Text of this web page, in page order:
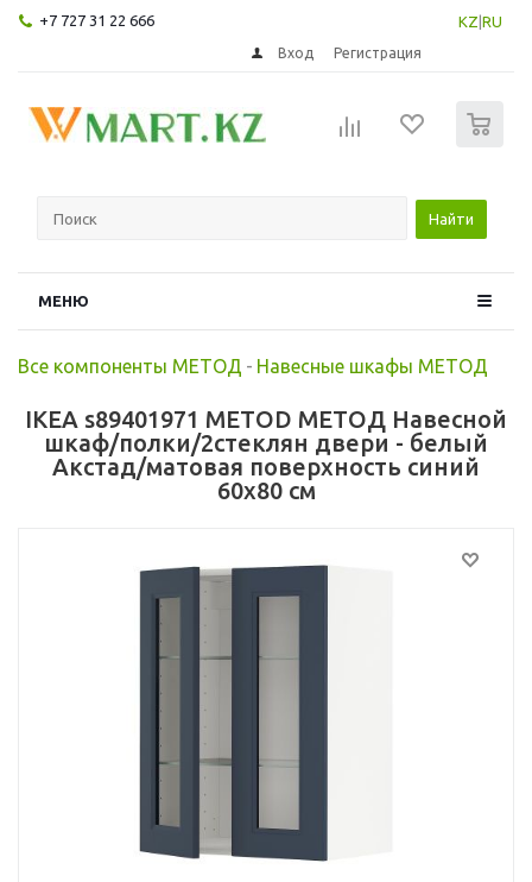
+7 727 31 22 666 KZ RU
Вход Регистрация
Найти
МЕНЮ
Все компоненты МЕТОД - Навесные шкафы МЕТОД
IKEA s89401971 METOD МЕТОД Навесной
шкаф/полки/2стеклян двери - белый
Акстад/матовая поверхность синий
60x80 см